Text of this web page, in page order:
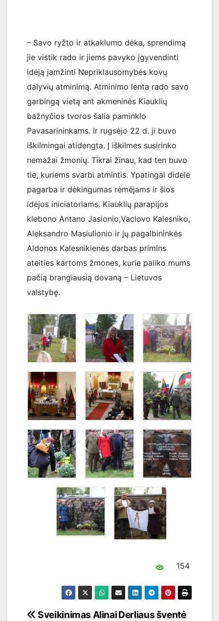
– Savo ryžto ir atkaklumo dėka, sprendimą
jie vistik rado ir jiems pavyko įgyvendinti
idėją įamžinti Nepriklausomybės kovų
dalyvių atminimą. Atminimo lenta rado savo
garbingą vietą ant akmeninės Kiauklių
bažnyčios tvoros šalia paminklo
Pavasarininkams. Ir rugsėjo 22 d. ji buvo
iškilmingai atidengta. Į iškilmes susirinko
nemažai žmonių. Tikrai žinau, kad ten buvo
tie, kuriems svarbi atmintis. Ypatingai didelė
pagarba ir dėkingumas rėmėjams ir šios
idėjos iniciatoriams. Kiauklių parapijos
klebono Antano Jasionio,Vaclovo Kalesniko,
Aleksandro Masiulionio ir jų pagalbininkės
Aldonos Kalesnikienės darbas primins
ateities kartoms žmones, kurie paliko mums
pačią brangiausią dovaną – Lietuvos
valstybę.
154
Navigacija Derliaus šventė
Sveikinimas Alinai